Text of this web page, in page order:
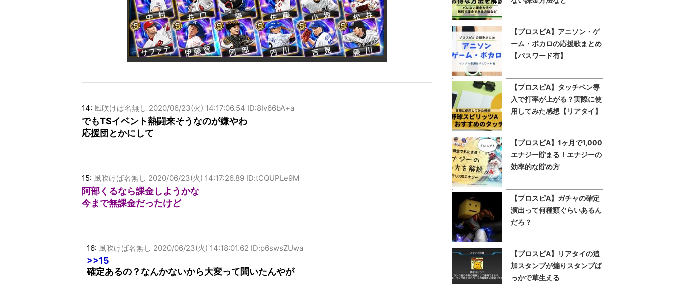
14: 風吹けば名無し 2020/06/23(火) 14:17:06.54 ID:8Iv66bA+a
でもTSイベント熱闘来そうなのが嫌やわ
応援団とかにして
15: 風吹けば名無し 2020/06/23(火) 14:17:26.89 ID:tCQUPLe9M
阿部くるなら課金しようかな
今まで無課金だったけど
16: 風吹けば名無し 2020/06/23(火) 14:18:01.62 ID:p6swsZUwa
>>15
確定あるの？なんかないから大変って聞いたんやが
【プロスピA】アニソン・ゲ
ーム・ボカロの応援歌まとめ
【パスワード有】
【プロスピA】タッチペン導
入で打率が上がる？実際に使
用してみた感想【リアタイ】
【プロスピA】1ヶ月で1,000
エナジー貯まる！エナジーの
効率的な貯め方
【プロスピA】ガチャの確定
演出って何種類ぐらいあるん
だろ？
【プロスピA】リアタイの追
加スタンプが煽りスタンプば
っかで草生える